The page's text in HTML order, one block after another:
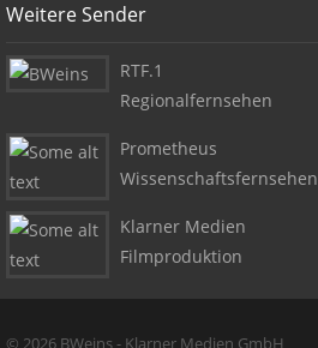
© 2026 BWeins - Klarner Medien GmbH
Weitere Sender
RTF.1
Regionalfernsehen
Prometheus
Wissenschaftsfernsehen
Klarner Medien
Filmproduktion